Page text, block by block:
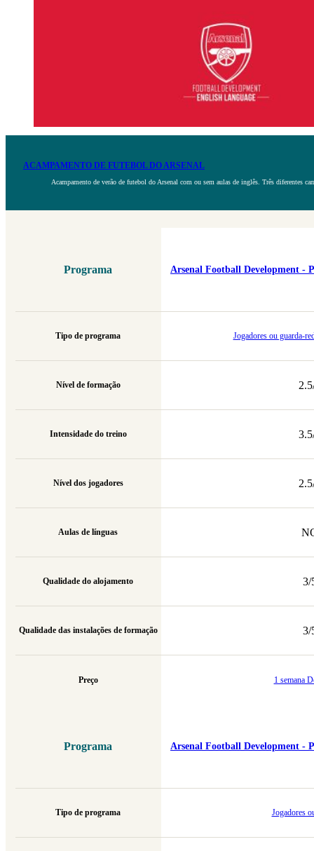
ACAMPAMENTO DE FUTEBOL DO ARSENAL
Acampamento de verão de futebol do Arsenal com ou sem aulas de inglês. Três diferentes
Programa
Tipo de programa
Nível de formação
Intensidade do treino
Nível dos jogadores
Aulas de línguas
Qualidade do alojamento
Qualidade das instalações de formação
Preço
Arsenal Football Development -
Jogadores ou guarda-
3/
3/
1 semana
Programa
Tipo de programa
Arsenal Football Development -
Jogadores